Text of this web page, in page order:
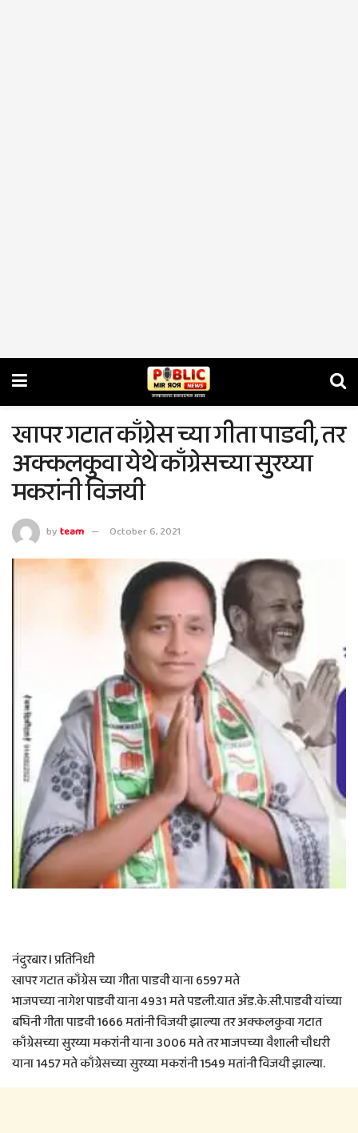
खापर गटात काँग्रेस च्या गीता पाडवी, तर
अक्कलकुवा येथे काँग्रेसच्या सुरय्या
मकरांनी विजयी
byteam October 6, 2021
नंदुरबार l प्रतिनिधी
खापर गटात काँग्रेस च्या गीता पाडवी याना 6597 मते
भाजपच्या नागेश पाडवी याना 4931 मते पडली.यात ॲड.के.सी.पाडवी यांच्या
बघिनी गीता पाडवी 1666 मतांनी विजयी झाल्या तर अक्कलकुवा गटात
काँग्रेसच्या सुरय्या मकरांनी याना 3006 मते तर भाजपच्या वैशाली चौधरी
याना 1457 मते काँग्रेसच्या सुरय्या मकरांनी 1549 मतांनी विजयी झाल्या.